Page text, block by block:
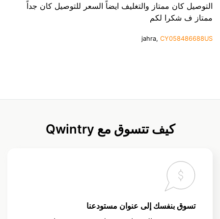
التوصيل كان ممتاز والتغليف ايضاً السعر للتوصيل كان جداً
ممتاز ف شكرا لكم
jahra, CY058486688US
كيف تتسوق مع Qwintry
تسوق بنفسك إلى عنوان مستودعنا